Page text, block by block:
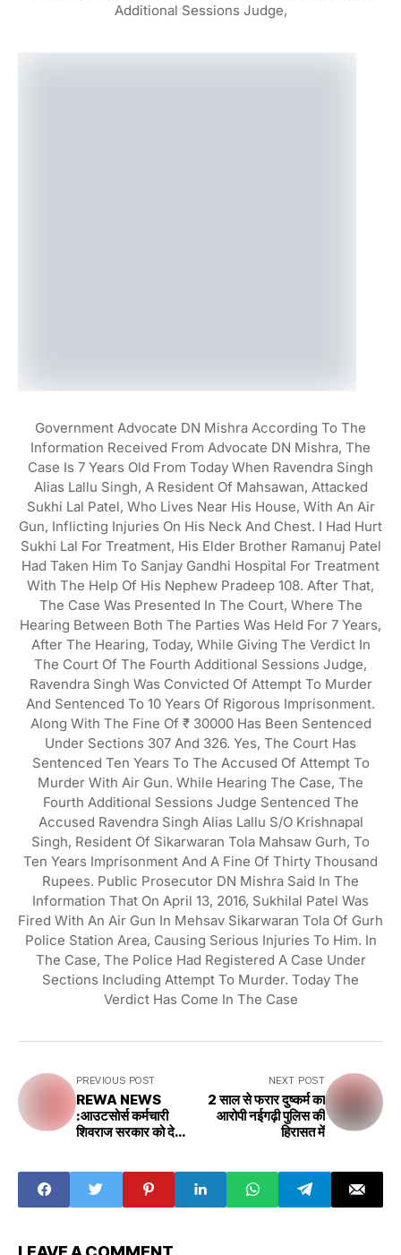
Additional Sessions Judge,
Government Advocate DN Mishra According To The
Information Received From Advocate DN Mishra, The
Case Is 7 Years Old From Today When Ravendra Singh
Alias Lallu Singh, A Resident Of Mahsawan, Attacked
Sukhi Lal Patel, Who Lives Near His House, With An Air
Gun, Inflicting Injuries On His Neck And Chest. I Had Hurt
Sukhi Lal For Treatment, His Elder Brother Ramanuj Patel
Had Taken Him To Sanjay Gandhi Hospital For Treatment
With The Help Of His Nephew Pradeep 108. After That,
The Case Was Presented In The Court, Where The
Hearing Between Both The Parties Was Held For 7 Years,
After The Hearing, Today, While Giving The Verdict In
The Court Of The Fourth Additional Sessions Judge,
Ravendra Singh Was Convicted Of Attempt To Murder
And Sentenced To 10 Years Of Rigorous Imprisonment.
Along With The Fine Of ₹ 30000 Has Been Sentenced
Under Sections 307 And 326. Yes, The Court Has
Sentenced Ten Years To The Accused Of Attempt To
Murder With Air Gun. While Hearing The Case, The
Fourth Additional Sessions Judge Sentenced The
Accused Ravendra Singh Alias Lallu S/o Krishnapal
Singh, Resident Of Sikarwaran Tola Mahsaw Gurh, To
Ten Years Imprisonment And A Fine Of Thirty Thousand
Rupees. Public Prosecutor DN Mishra Said In The
Information That On April 13, 2016, Sukhilal Patel Was
Fired With An Air Gun In Mehsav Sikarwaran Tola Of Gurh
Police Station Area, Causing Serious Injuries To Him. In
The Case, The Police Had Registered A Case Under
Sections Including Attempt To Murder. Today The
Verdict Has Come In The Case
PREVIOUS POST
REWA NEWS
:आउटसोर्स कर्मचारी
शिवराज सरकार को दे
NEXT POST
2 साल से फरार दुष्कर्म का
आरोपी नईगढ़ी पुलिस की
हिरासत में